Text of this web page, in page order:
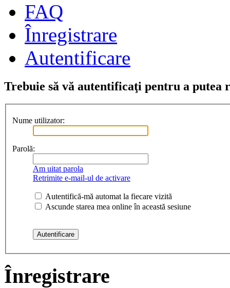
FAQ
Înregistrare
Autentificare
Trebuie să vă autentificaţi pentru a putea
Nume utilizator:
Parolă:
Am uitat parola
Retrimite e-mail-ul de activare
Autentifică-mă automat la fiecare vizită
Ascunde starea mea online în această sesiune
Înregistrare